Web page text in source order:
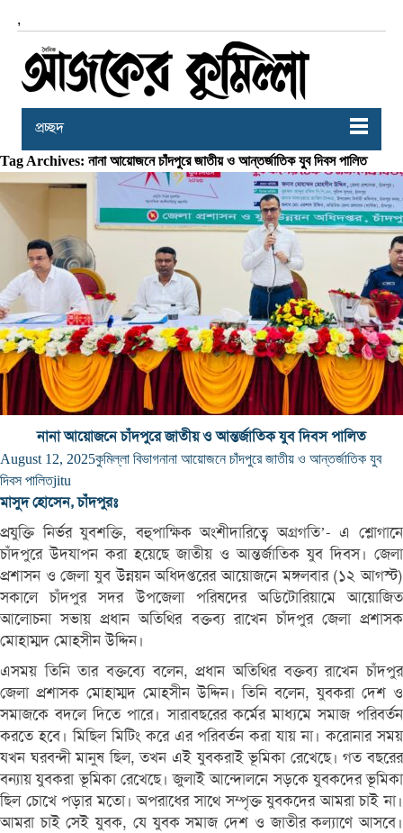
,
প্রচ্ছদ
Tag Archives: নানা আয়োজনে চাঁদপুরে জাতীয় ও আন্তর্জাতিক যুব দিবস পালিত
নানা আয়োজনে চাঁদপুরে জাতীয় ও আন্তর্জাতিক যুব দিবস পালিত
August 12, 2025কুমিল্লা বিভাগনানা আয়োজনে চাঁদপুরে জাতীয় ও আন্তর্জাতিক যুব
দিবস পালিতjitu
মাসুদ হোসেন, চাঁদপুরঃ
প্রযুক্তি নির্ভর যুবশক্তি, বহুপাক্ষিক অংশীদারিত্বে অগ্রগতি’- এ শ্লোগানে
চাঁদপুরে উদযাপন করা হয়েছে জাতীয় ও আন্তর্জাতিক যুব দিবস। জেলা
প্রশাসন ও জেলা যুব উন্নয়ন অধিদপ্তরের আয়োজনে মঙ্গলবার (১২ আগস্ট)
সকালে চাঁদপুর সদর উপজেলা পরিষদের অডিটোরিয়ামে আয়োজিত
আলোচনা সভায় প্রধান অতিথির বক্তব্য রাখেন চাঁদপুর জেলা প্রশাসক
মোহাম্মদ মোহসীন উদ্দিন।
এসময় তিনি তার বক্তব্যে বলেন, প্রধান অতিথির বক্তব্য রাখেন চাঁদপুর
জেলা প্রশাসক মোহাম্মদ মোহসীন উদ্দিন। তিনি বলেন, যুবকরা দেশ ও
সমাজকে বদলে দিতে পারে। সারাবছরের কর্মের মাধ্যমে সমাজ পরিবর্তন
করতে হবে। মিছিল মিটিং করে এর পরিবর্তন করা যায় না। করোনার সময়
যখন ঘরবন্দী মানুষ ছিল, তখন এই যুবকরাই ভূমিকা রেখেছে। গত বছরের
বন্যায় যুবকরা ভূমিকা রেখেছে। জুলাই আন্দোলনে সড়কে যুবকদের ভূমিকা
ছিল চোখে পড়ার মতো। অপরাধের সাথে সম্পৃক্ত যুবকদের আমরা চাই না।
আমরা চাই সেই যুবক, যে যুবক সমাজ দেশ ও জাতীর কল্যাণে আসবে।